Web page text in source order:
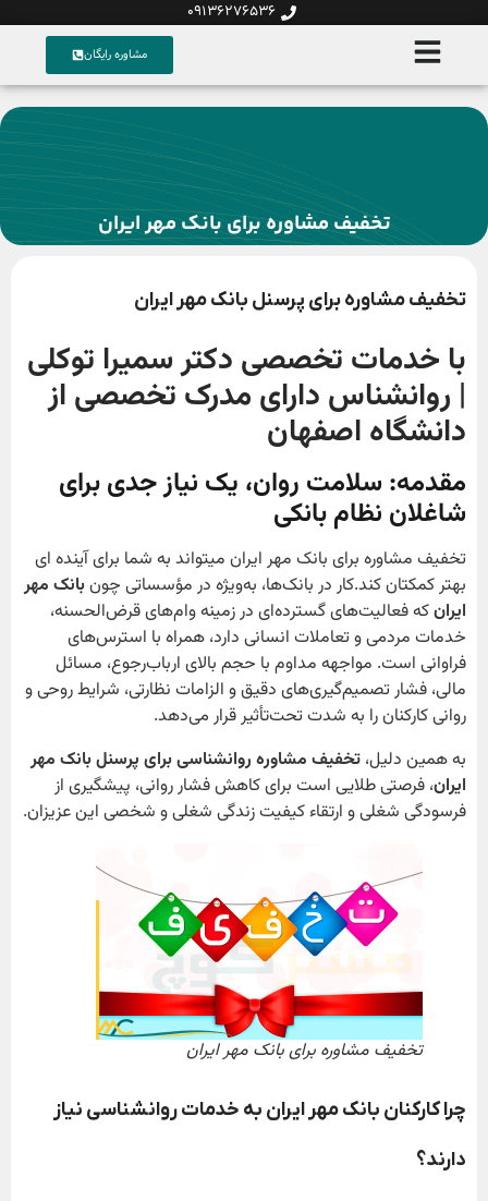
09136276536
مشاوره رایگان
تخفیف مشاوره برای بانک مهر ایران
تخفیف مشاوره برای پرسنل بانک مهر ایران
با خدمات تخصصی دکتر سمیرا توکلی
| روانشناس دارای مدرک تخصصی از
دانشگاه اصفهان
مقدمه: سلامت روان، یک نیاز جدی برای
شاغلان نظام بانکی
تخفیف مشاوره برای بانک مهر ایران میتواند به شما برای آینده ای
بهتر کمکتان کند.کار در بانک‌ها، به‌ویژه در مؤسساتی چونبانک مهر
ایرانکه فعالیت‌های گسترده‌ای در زمینه وام‌های قرض‌الحسنه،
خدمات مردمی و تعاملات انسانی دارد، همراه با استرس‌های
فراوانی است. مواجهه مداوم با حجم بالای ارباب‌رجوع، مسائل
مالی، فشار تصمیم‌گیری‌های دقیق و الزامات نظارتی، شرایط روحی و
روانی کارکنان را به شدت تحت‌تأثیر قرار می‌دهد.
به همین دلیل، تخفیف مشاوره روانشناسی برای پرسنل بانک مهر
ایران، فرصتی طلایی است برای کاهش فشار روانی، پیشگیری از
فرسودگی شغلی و ارتقاء کیفیت زندگی شغلی و شخصی این عزیزان.
تخفیف مشاوره برای بانک مهر ایران
چرا کارکنان بانک مهر ایران به خدمات روانشناسی نیاز
دارند؟